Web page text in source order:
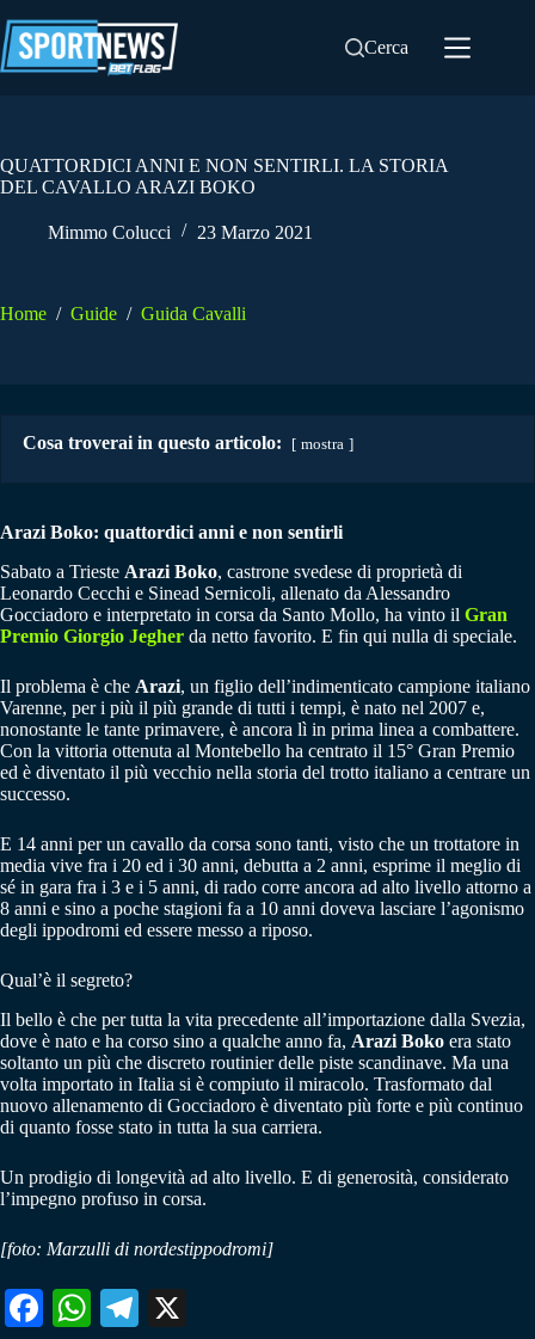
al
contenuto
Cerca
QUATTORDICI ANNI E NON SENTIRLI. LA STORIA
DEL CAVALLO ARAZI BOKO
Mimmo Colucci 23 Marzo 2021
Home / Guide / Guida Cavalli
Cosa troverai in questo articolo: mostra
Arazi Boko: quattordici anni e non sentirli
Sabato a Trieste Arazi Boko, castrone svedese di proprietà di
Leonardo Cecchi e Sinead Sernicoli, allenato da Alessandro
Gocciadoro e interpretato in corsa da Santo Mollo, ha vinto il Gran
Premio Giorgio Jegher da netto favorito. E fin qui nulla di speciale.
Il problema è che Arazi, un figlio dell’indimenticato campione italiano
Varenne, per i più il più grande di tutti i tempi, è nato nel 2007 e,
nonostante le tante primavere, è ancora lì in prima linea a combattere.
Con la vittoria ottenuta al Montebello ha centrato il 15° Gran Premio
ed è diventato il più vecchio nella storia del trotto italiano a centrare un
successo.
E 14 anni per un cavallo da corsa sono tanti, visto che un trottatore in
media vive fra i 20 ed i 30 anni, debutta a 2 anni, esprime il meglio di
sé in gara fra i 3 e i 5 anni, di rado corre ancora ad alto livello attorno a
8 anni e sino a poche stagioni fa a 10 anni doveva lasciare l’agonismo
degli ippodromi ed essere messo a riposo.
Qual’è il segreto?
Il bello è che per tutta la vita precedente all’importazione dalla Svezia,
dove è nato e ha corso sino a qualche anno fa, Arazi Boko era stato
soltanto un più che discreto routinier delle piste scandinave. Ma una
volta importato in Italia si è compiuto il miracolo. Trasformato dal
nuovo allenamento di Gocciadoro è diventato più forte e più continuo
di quanto fosse stato in tutta la sua carriera.
Un prodigio di longevità ad alto livello. E di generosità, considerato
l’impegno profuso in corsa.
[foto: Marzulli di nordestippodromi]
Fa W
Te